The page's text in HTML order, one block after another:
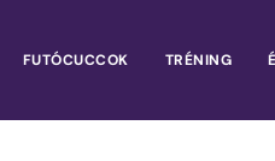
FUTÓCUCCOK TRÉNING